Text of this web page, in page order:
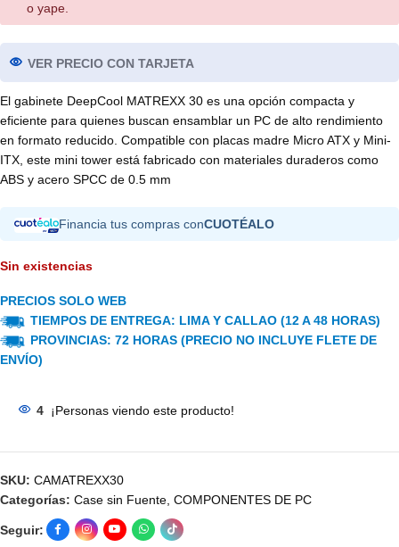
o yape.
VER PRECIO CON TARJETA
El gabinete DeepCool MATREXX 30 es una opción compacta y
eficiente para quienes buscan ensamblar un PC de alto rendimiento
en formato reducido. Compatible con placas madre Micro ATX y Mini-
ITX, este mini tower está fabricado con materiales duraderos como
ABS y acero SPCC de 0.5 mm
Financia tus compras conCUOTÉALO
Sin existencias
PRECIOS SOLO WEB
TIEMPOS DE ENTREGA: LIMA Y CALLAO (12 A 48 HORAS)
PROVINCIAS: 72 HORAS (PRECIO NO INCLUYE FLETE DE
ENVÍO)
4 ¡Personas viendo este producto!
SKU: CAMATREXX30
Categorías: Case sin Fuente, COMPONENTES DE PC
Seguir: